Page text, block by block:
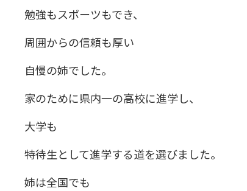
勉強もスポーツもでき、
周囲からの信頼も厚い
自慢の姉でした。
家のために県内一の高校に進学し、
大学も
特待生として進学する道を選びました。
姉は全国でも